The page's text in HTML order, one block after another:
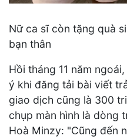
Nữ ca sĩ còn tặng quà
bạn thân
Hồi tháng 11 năm
ý khi đăng tải bài viết
giao dịch cũng là 300
chụp màn hình là dòng
Hoà Minzy: "Cũng đến